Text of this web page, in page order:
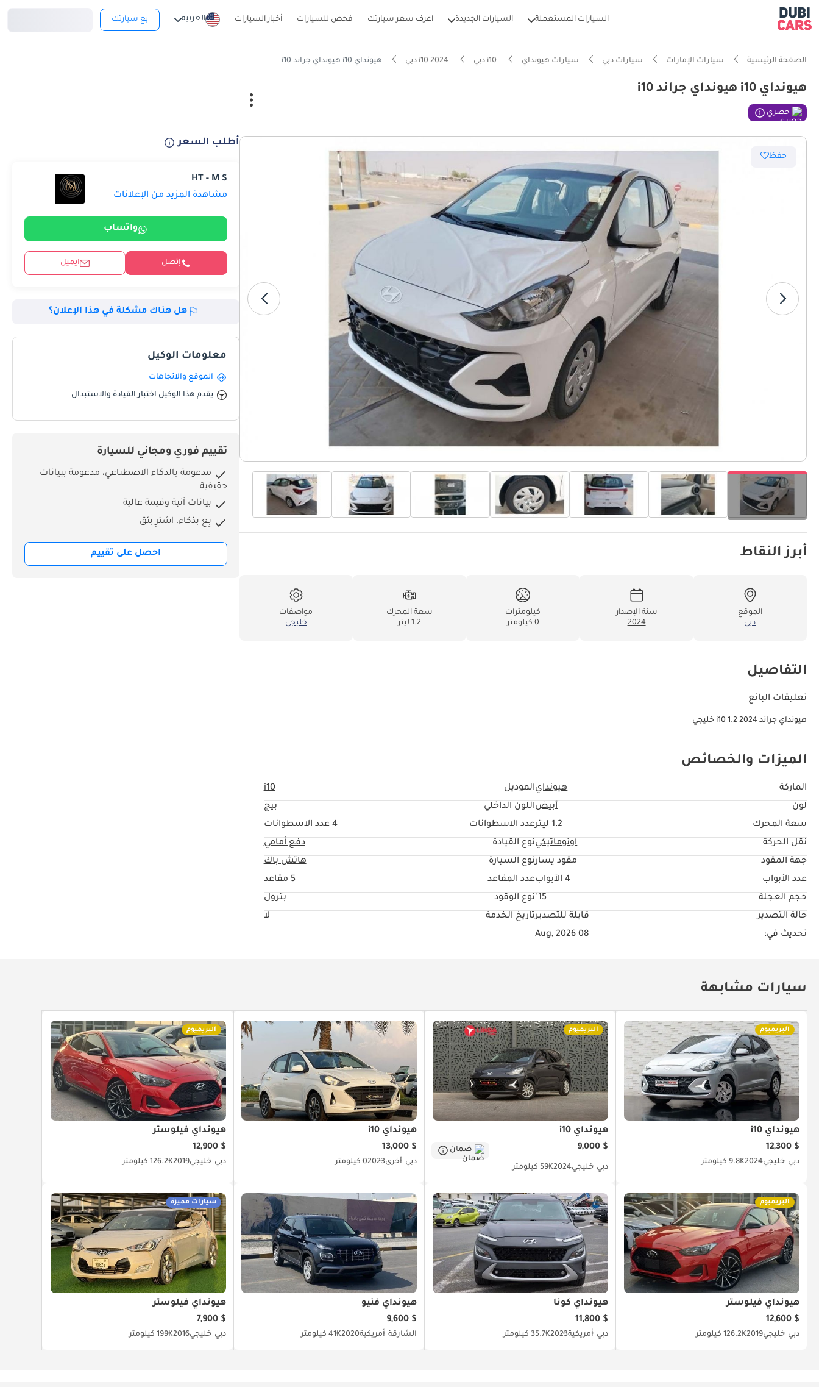
السيارات المستعملة السيارات الجديدة اعرف سعر سيارتك فحص للسيارات أخبار السيارات العربية بع سيارتك
الصفحة الرئيسية سيارات الإمارات سيارات دبي سيارات هيونداي هيونداي i10 هيونداي جراند i10
هيونداي i10 هيونداي جراند i10
حصري
حفظ
أبرز النقاط
الموقع
دبي
سنة الإصدار
2024
كيلومترات
0 كيلومتر
سعة المحرك
1.2 ليتر
مواصفات
خليجي
التفاصيل
تعليقات البائع
هيونداي جراند i10 1.2 2024 خليجي
الميزات والخصائص
الماركة هيوندايالموديل
i10
لون
أبيضاللون الداخلي
بيج
سعة المحرك
1.2 ليتر عدد الاسطوانات 4عدد الاسطوانات
نقل الحركة
اوتوماتيكينوع القيادة
دفع أمامي
جهة المقود
مقود يسارنوع السيارة
هاتش باك
عدد الأبواب
4 الأبواب عدد المقاعد
5 مقاعد
حجم العجلة
15" نوع الوقود
بترول
حالة التصدير
قابلة للتصديرتاريخ الخدمة
لا
تحديث في:
08 Aug, 2026
أطلب السعر
HT - M S
مشاهدة المزيد من الإعلانات
واتساب
إتصل ايميل
هل هناك مشكلة في هذا الإعلان؟
معلومات الوكيل
الموقع والاتجاهات
يقدم هذا الوكيل اختبار القيادة والاستبدال
تقييم فوري ومجاني للسيارة
مدعومة بالذكاء الاصطناعي، مدعومة ببيانات
حقيقية
بيانات آنية وقيمة عالية
بِع بذكاء. اشترِ بثق
احصل على تقييم
سيارات مشابهة
البريميوم
هيونداي i10
$ 12,300
دبي خليجي20249.8K كيلومتر
البريميوم
هيونداي i10
$ 9,000
ضمان
دبي خليجي202459K كيلومتر
هيونداي i10
$ 13,000
دبي أخرى20230 كيلومتر
البريميوم
هيونداي فيلوستر
$ 12,900
دبي خليجي2019126.2K كيلومتر
البريميوم
هيونداي فيلوستر
$ 12,600
دبي خليجي2019126.2K كيلومتر
هيونداي كونا
$ 11,800
دبي أمريكية202335.7K كيلومتر
هيونداي فنيو
$ 9,600
الشارقة أمريكية202041K كيلومتر
سيارات مميزة
هيونداي فيلوستر
$ 7,900
دبي خليجي2016199K كيلومتر